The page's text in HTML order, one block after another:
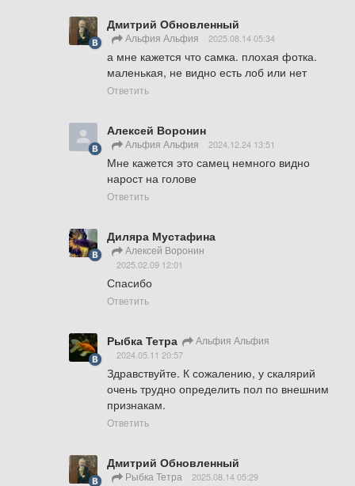
Дмитрий Обновленный
Альфия Альфия 2025.08.14 05:34
а мне кажется что самка. плохая фотка.
маленькая, не видно есть лоб или нет
Ответить
Алексей Воронин
Альфия Альфия 2024.12.24 13:51
Мне кажется это самец немного видно
нарост на голове
Ответить
Диляра Мустафина
Алексей Воронин
2025.02.09 12:01
Спасибо
Ответить
Рыбка Тетра Альфия Альфия
2024.05.11 20:57
Здравствуйте. К сожалению, у скалярий
очень трудно определить пол по внешним
признакам.
Ответить
Дмитрий Обновленный
Рыбка Тетра 2025.08.14 05:29